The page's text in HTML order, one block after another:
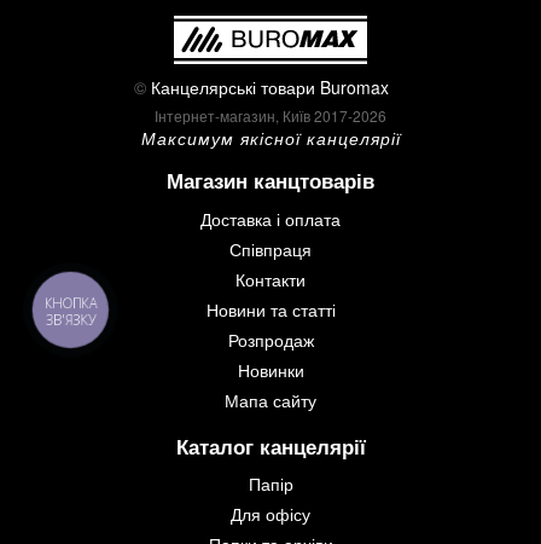
© Канцелярські товари Buromax
Інтернет-магазин, Київ 2017-2026
Максимум якісної канцелярії
Магазин канцтоварів
Доставка і оплата
Співпраця
Контакти
Новини та статті
Розпродаж
Новинки
Мапа сайту
Каталог канцелярії
Папір
Для офісу
КНОПКА
ЗВ'ЯЗКУ